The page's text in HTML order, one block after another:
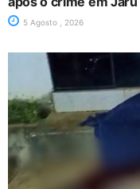
5 Agosto , 2026